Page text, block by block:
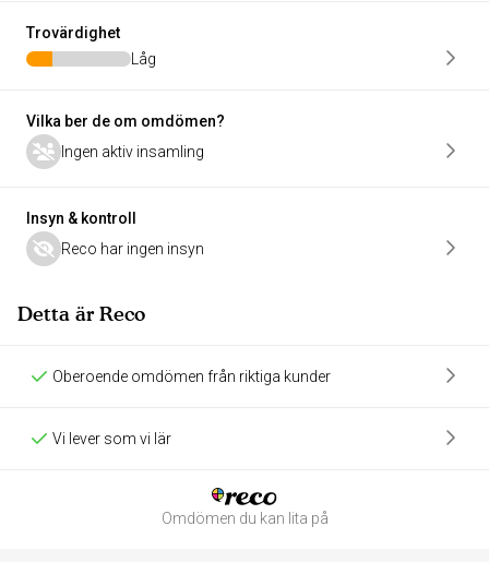
Trovärdighet
Låg
Vilka ber de om omdömen?
Ingen aktiv insamling
Insyn & kontroll
Reco har ingen insyn
Detta är Reco
Oberoende omdömen från riktiga kunder
Vi lever som vi lär
Omdömen du kan lita på